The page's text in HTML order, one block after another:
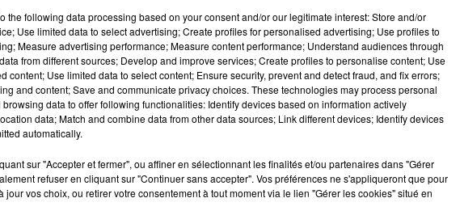
the following data processing based on your consent and/or our legitimate interest: Store and/or
Use limited data to select advertising; Create profiles for personalised advertising; Use profiles to
Measure advertising performance; Measure content performance; Understand audiences through
from different sources; Develop and improve services; Create profiles to personalise content; Use
content; Use limited data to select content; Ensure security, prevent and detect fraud, and fix errors;
and content; Save and communicate privacy choices. These technologies may process personal
data to offer following functionalities: Identify devices based on information actively
data; Match and combine data from other data sources; Link different devices; Identify devices
automatically.
sur "Accepter et fermer", ou affiner en sélectionnant les finalités et/ou partenaires dans "Gérer
refuser en cliquant sur "Continuer sans accepter". Vos préférences ne s'appliqueront que pour
jour vos choix, ou retirer votre consentement à tout moment via le lien "Gérer les cookies" situé en